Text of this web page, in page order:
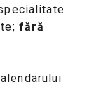
fără